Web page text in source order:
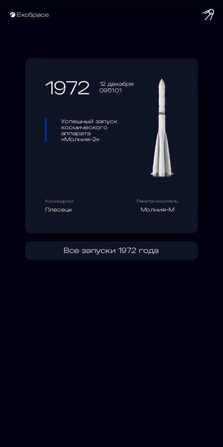
1972
12 декабря
09:51:01
Успешный запуск
космического
аппарата
«Молния-2»
Космодром
Плесецк
Ракета-носитель
Молния-М
Все запуски 1972 года